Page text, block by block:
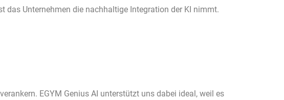
das Unternehmen die nachhaltige Integration der KI nimmt.
EGYM Genius AI unterstützt uns dabei ideal, weil es